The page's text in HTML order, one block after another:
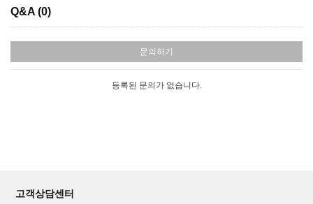
Q&A (0)
문의하기
등록된 문의가 없습니다.
고객상담센터